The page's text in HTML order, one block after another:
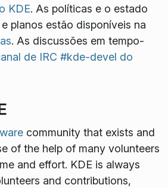
KDE. As políticas e o estado
planos estão disponíveis na
. As discussões em tempo-
de IRC #kde-devel do
community that exists and
of the help of many volunteers
and effort. KDE is always
and contributions,